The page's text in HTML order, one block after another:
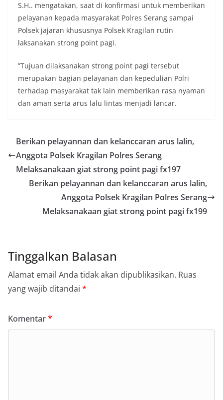
S.H.. mengatakan, saat di konfirmasi untuk memberikan
pelayanan kepada masyarakat Polres Serang sampai
Polsek jajaran khususnya Polsek Kragilan rutin
laksanakan strong point pagi.
”Tujuan dilaksanakan strong point pagi tersebut
merupakan bagian pelayanan dan kepedulian Polri
terhadap masyarakat tak lain memberikan rasa nyaman
dan aman serta arus lalu lintas menjadi lancar.
Berikan pelayannan dan kelanccaran arus lalin,
Anggota Polsek Kragilan Polres Serang
Melaksanakaan giat strong point pagi fx197
Berikan pelayannan dan kelanccaran arus lalin,
Anggota Polsek Kragilan Polres Serang
Melaksanakaan giat strong point pagi fx199
Tinggalkan Balasan
Alamat email Anda tidak akan dipublikasikan. Ruas
yang wajib ditandai *
Komentar*